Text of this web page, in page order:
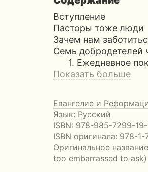
Вступление
Пасторы тоже люди
Зачем нам
Семь добродетелей
1. Ежедневное
Показать больше
Евангелие и
Язык: Русский
ISBN: 978-985-7299-
ISBN оригинала: 978-
Оригинальное
too embarrassed to ask)